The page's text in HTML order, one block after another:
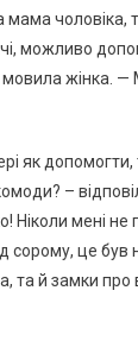
чоловіка,
можливо
жінка. —
як допомогти,
–
мені
соpому, це був
та й замки про